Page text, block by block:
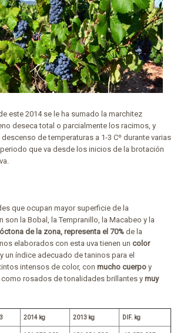
este 2014 se le ha sumado la marchitez
deseca total o parcialmente los racimos, y
de temperaturas a 1-3 Cº durante varias
que va desde los inicios de la brotación
que ocupan mayor superficie de la
son la Bobal, la Tempranillo, la Macabeo y la
de la zona, representa el 70% de la
elaborados con esta uva tienen un color
un índice adecuado de taninos para el
intensos de color, con mucho cuerpo y
rosados de tonalidades brillantes y muy
2014 kg 2013 kg DIF. kg